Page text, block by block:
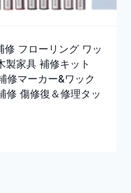
修 フローリング ワッ
製家具 補修キット
修マーカー&ワック
修 傷修復＆修理タッ